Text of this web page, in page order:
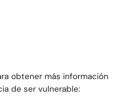
obtener más información
de ser vulnerable: